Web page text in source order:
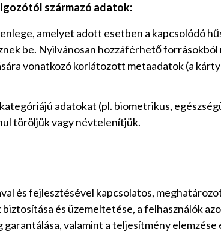
származó adatok:
amelyet adott esetben a kapcsolódó
be. Nyilvánosan hozzáférhető
vonatkozó korlátozott metaadatok (a
adatokat (pl. biometrikus,
töröljük vagy névtelenítjük.
és fejlesztésével kapcsolatos,
és üzemeltetése, a felhasználók
valamint a teljesítmény elemzése